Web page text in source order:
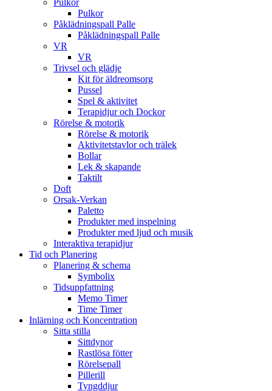
Pulkor
Påklädningspall Palle
Påklädningspall Palle
VR
VR
Trivsel och glädje
Kit för äldreomsorg
Pussel
Spel & aktivitet
Terapidjur och Dockor
Rörelse & motorik
Rörelse & motorik
Aktivitetstavlor och trälek
Bollar
Lek & skapande
Taktilt
Doft
Orsak-Verkan
Paletto
Produkter med inspelning
Produkter med ljud och musik
Interaktiva terapidjur
Tid och Planering
Planering & schema
Symbolix
Tidsuppfattning
Memo Timer
Time Timer
Inlärning och Koncentration
Sitta stilla
Sittdynor
Rastlösa fötter
Rörelsepall
Pillerill
Tyngddjur